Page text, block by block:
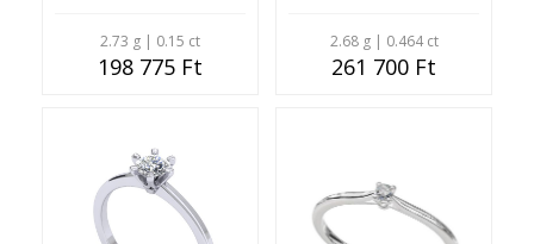
2.73 g | 0.15 ct
198 775 Ft
2.68 g | 0.464 ct
261 700 Ft